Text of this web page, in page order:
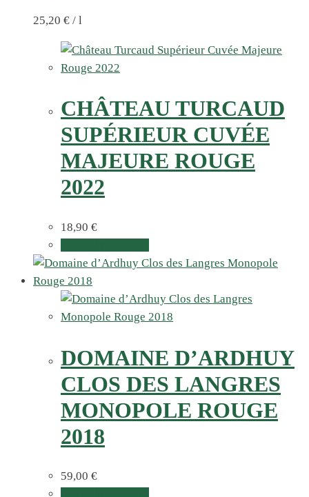
25,20 € / l
CHÂTEAU TURCAUD
SUPÉRIEUR CUVÉE
MAJEURE ROUGE
2022
18,90 €
DOMAINE D’ARDHUY
CLOS DES LANGRES
MONOPOLE ROUGE
2018
59,00 €